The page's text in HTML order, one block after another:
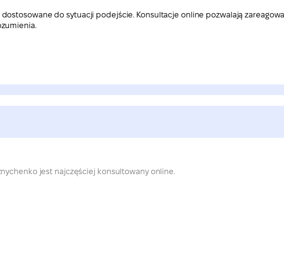
do sytuacji podejście. Konsultacje online pozwalają
jest najczęściej konsultowany online.